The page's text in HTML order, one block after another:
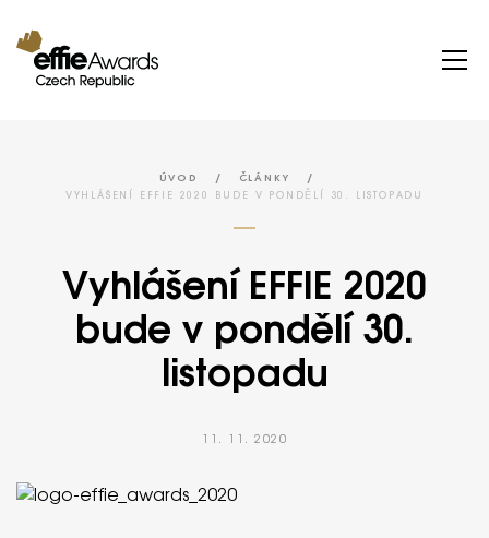
ÚVOD / ČLÁNKY /
VYHLÁŠENÍ EFFIE 2020 BUDE V PONDĚLÍ 30. LISTOPADU
Vyhlášení EFFIE 2020
bude v pondělí 30.
listopadu
11. 11. 2020